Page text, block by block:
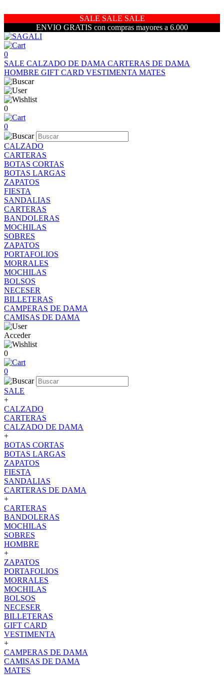
SALE SALE SALE
ENVIO GRATIS con compras mayores a 6.000
0
SALE CALZADO DE DAMA CARTERAS DE DAMA
HOMBRE GIFT CARD VESTIMENTA MATES
0
0
CALZADO
CARTERAS
BOTAS CORTAS
BOTAS LARGAS
ZAPATOS
FIESTA
SANDALIAS
CARTERAS
BANDOLERAS
MOCHILAS
SOBRES
ZAPATOS
PORTAFOLIOS
MORRALES
MOCHILAS
BOLSOS
NECESER
BILLETERAS
CAMPERAS DE DAMA
CAMISAS DE DAMA
Acceder
0
0
SALE
+
CALZADO
CARTERAS
CALZADO DE DAMA
+
BOTAS CORTAS
BOTAS LARGAS
ZAPATOS
FIESTA
SANDALIAS
CARTERAS DE DAMA
+
CARTERAS
BANDOLERAS
MOCHILAS
SOBRES
HOMBRE
+
ZAPATOS
PORTAFOLIOS
MORRALES
MOCHILAS
BOLSOS
NECESER
BILLETERAS
GIFT CARD
VESTIMENTA
+
CAMPERAS DE DAMA
CAMISAS DE DAMA
MATES